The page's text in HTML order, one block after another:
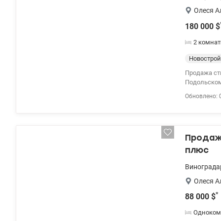
Олеся
180 000 $
2
Новострой
Продажа
большое
охрана в
камеры.
Спортлайф.
«Оболонь»
Обновлено:
плюс
Олеся
88 000 $*